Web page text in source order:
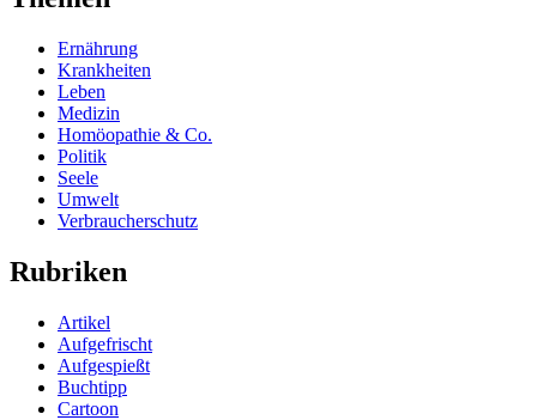
Ernährung
Krankheiten
Leben
Medizin
Homöopathie & Co.
Politik
Seele
Umwelt
Verbraucherschutz
Rubriken
Artikel
Aufgefrischt
Aufgespießt
Buchtipp
Cartoon